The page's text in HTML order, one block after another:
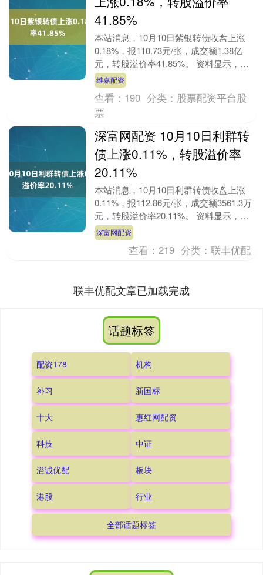
41.85%
本站消息，10月10日紫银转债收盘上涨
0.18%，报110.73元/张，成交额1.38亿
元，转股溢价率41.85%。 资料显示，紫
银转债信用级别为“AA+”，债....
维嘉配资
查看： 190 分类： 股票配资平台股
票
深富网配资 10月10日利群转
债上涨0.11%，转股溢价率
20.11%
本站消息，10月10日利群转债收盘上涨
0.11%，报112.86元/张，成交额3561.3万
元，转股溢价率20.11%。 资料显示，利
群转债信用级别为“AA”，....
深富网配资
查看：219 分类：联丰优配
联丰优配文章已加载完成
话题标签
配资178 机构
补习 新国标
十大 惠红网配资
科技 中证
溢诚优配 板块
港股 行业
全部话题标签